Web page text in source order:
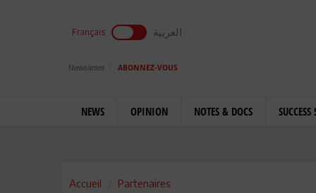
Français العربية
Newsletter ABONNEZ-VOUS
NEWS OPINION NOTES & DOCS SUCCESS
Accueil Partenaires